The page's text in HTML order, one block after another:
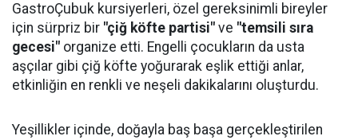
GastroÇubuk kursiyerleri, özel gereksinimli bireyler
için sürpriz bir "çiğ köfte partisi" ve "temsili sıra
gecesi" organize etti. Engelli çocukların da usta
aşçılar gibi çiğ köfte yoğurarak eşlik ettiği anlar,
etkinliğin en renkli ve neşeli dakikalarını oluşturdu.
Yeşillikler içinde, doğayla baş başa gerçekleştirilen